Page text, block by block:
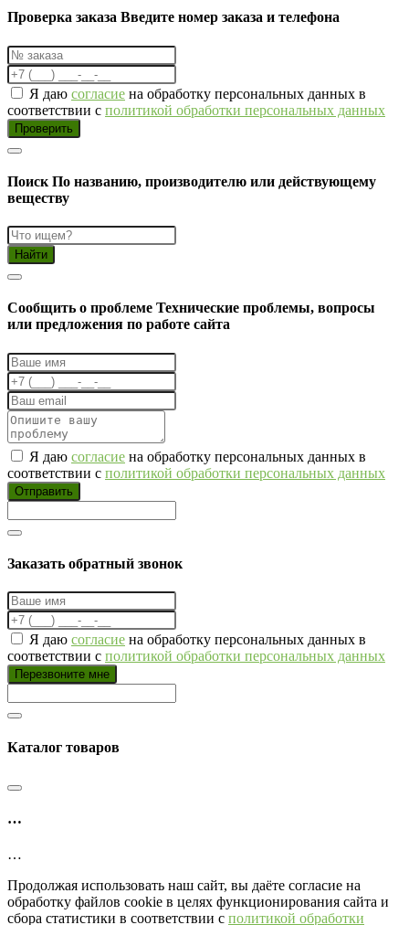
Проверка заказа Введите номер заказа и телефона
Я даю согласие на обработку персональных данных в
соответствии с политикой обработки персональных данных
Проверить
Поиск По названию, производителю или действующему
веществу
Найти
Cообщить о проблеме Технические проблемы, вопросы
или предложения по работе сайта
Я даю согласие на обработку персональных данных в
соответствии с политикой обработки персональных данных
Отправить
Заказать обратный звонок
Я даю согласие на обработку персональных данных в
соответствии с политикой обработки персональных данных
Перезвоните мне
Каталог товаров
…
…
Продолжая использовать наш сайт, вы даёте согласие на
обработку файлов cookie в целях функционирования сайта и
сбора статистики в соответствии с политикой обработки